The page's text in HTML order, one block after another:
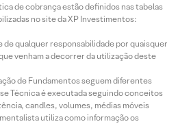
de cobrança estão definidos nas tabelas
no site da XP Investimentos:
de qualquer responsabilidade por quaisquer
venham a decorrer da utilização deste
de Fundamentos seguem diferentes
Técnica é executada seguindo conceitos
candles, volumes, médias móveis
utiliza como informação os